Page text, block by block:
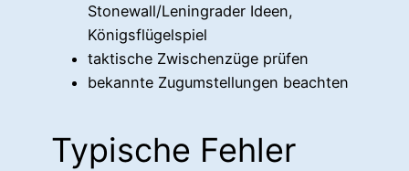
Stonewall/Leningrader Ideen,
Königsflügelspiel
taktische Zwischenzüge prüfen
bekannte Zugumstellungen beachten
Typische Fehler